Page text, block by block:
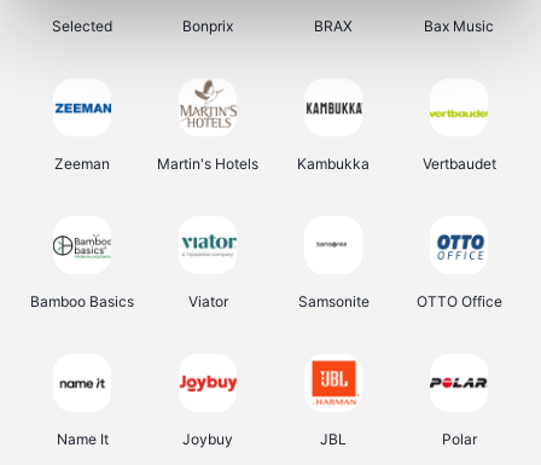
Selected Bonprix BRAX Bax Music
Zeeman Martin's Hotels Kambukka Vertbaudet
Bamboo Basics Viator Samsonite OTTO Office
Name It Joybuy JBL Polar